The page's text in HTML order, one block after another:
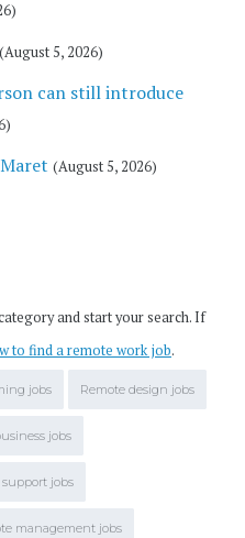
(August 5, 2026)
can still introduce
(August 5, 2026)
and start your search. If
to find a remote work job.
jobs Remote design jobs
jobs
support jobs
management jobs